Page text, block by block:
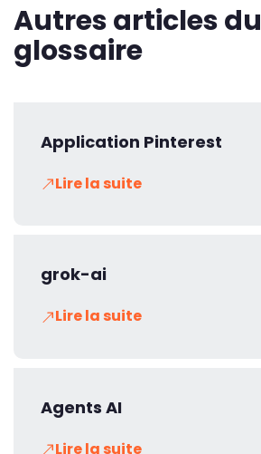
Autres articles du
glossaire
Application Pinterest
Lire la suite
grok-ai
Lire la suite
Agents AI
Lire la suite